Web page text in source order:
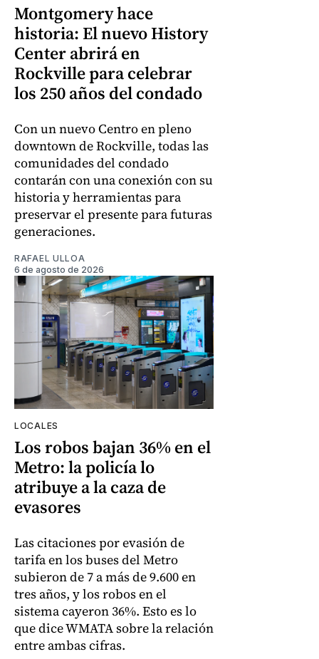
Montgomery hace
historia: El nuevo History
Center abrirá en
Rockville para celebrar
los 250 años del condado
Con un nuevo Centro en pleno
downtown de Rockville, todas las
comunidades del condado
contarán con una conexión con su
historia y herramientas para
preservar el presente para futuras
generaciones.
RAFAEL ULLOA
6 de agosto de 2026
LOCALES
Los robos bajan 36% en el
Metro: la policía lo
atribuye a la caza de
evasores
Las citaciones por evasión de
tarifa en los buses del Metro
subieron de 7 a más de 9.600 en
tres años, y los robos en el
sistema cayeron 36%. Esto es lo
que dice WMATA sobre la relación
entre ambas cifras.